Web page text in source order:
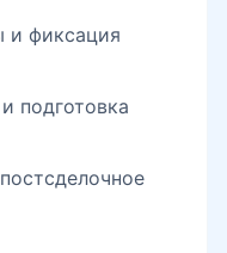
и фиксация
подготовка